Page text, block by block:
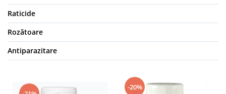
Raticide
Rozătoare
Antiparazitare
-20%